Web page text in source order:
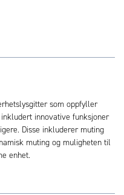
som oppfyller
innovative funksjoner
Disse inkluderer muting
muting og muligheten til
enhet.